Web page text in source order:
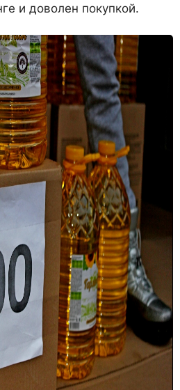
и доволен покупкой.